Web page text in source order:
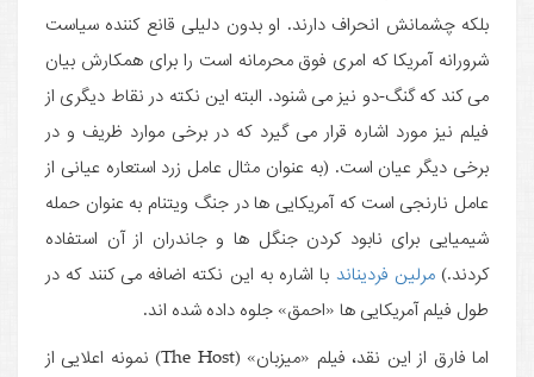
بلکه چشمانش انحراف دارند. او بدون دلیلی قانع کننده سیاست
شرورانه آمریکا که امری فوق محرمانه است را برای همکارش بیان
می کند که گنگ-دو نیز می شنود. البته این نکته در نقاط دیگری از
فیلم نیز مورد اشاره قرار می گیرد که در برخی موارد ظریف و در
برخی دیگر عیان است. (به عنوان مثال عامل زرد استعاره عیانی از
عامل نارنجی است که آمریکایی ها در جنگ ویتنام به عنوان حمله
شیمیایی برای نابود کردن جنگل ها و جاندران از آن استفاده
کردند.)مرلین فردیناند با اشاره به این نکته اضافه می کنند که در
طول فیلم آمریکایی ها «احمق» جلوه داده شده اند.
اما فارق از این نقد، فیلم «میزبان» (The Host) نمونه اعلایی از